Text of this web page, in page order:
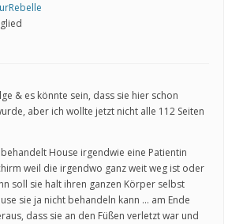
& es könnte sein, dass sie hier schon
aber ich wollte jetzt nicht alle 112 Seiten
House irgendwie eine Patientin
weil die irgendwo ganz weit weg ist oder
soll sie halt ihren ganzen Körper selbst
sie ja nicht behandeln kann … am Ende
dass sie an den Füßen verletzt war und